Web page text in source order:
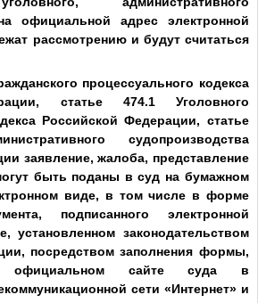
официальной адрес электронной
рассмотрению и будут считаться
процессуального кодекса
статье 474.1 Уголовного
Российской Федерации, статье
судопроизводства
заявление, жалоба, представление
быть поданы в суд на бумажном
виде, в том числе в форме
подписанного электронной
установленном законодательством
посредством заполнения формы,
официальном сайте суда в
сети «Интернет» и